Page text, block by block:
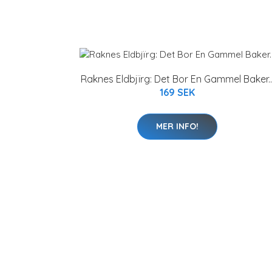
Raknes Eldbjïrg: Det Bor En Gammel
169 SEK
MER INFO!